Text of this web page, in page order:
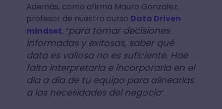
Además, como afirma Mauro Gonzalez,
profesor de nuestro curso Data Driven
mindset, “para tomar decisiones
informadas y exitosas, saber qué
data es valiosa no es suficiente. Hae
falta interpretarla e incorporarla en el
día a día de tu equipo para alinearlas
a las necesidades del negocio”.